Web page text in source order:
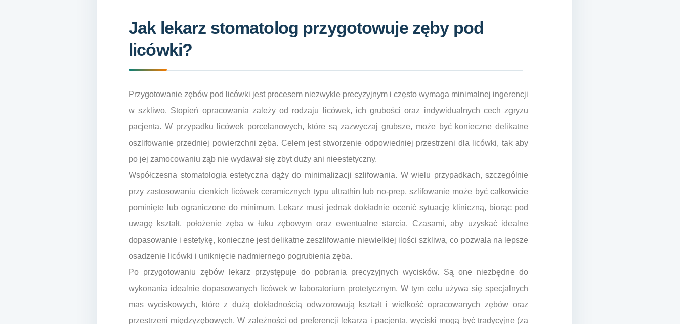
Jak lekarz stomatolog przygotowuje zęby pod
licówki?
Przygotowanie zębów pod licówki jest procesem niezwykle precyzyjnym i często wymaga minimalnej ingerencji
w szkliwo. Stopień opracowania zależy od rodzaju licówek, ich grubości oraz indywidualnych cech zgryzu
pacjenta. W przypadku licówek porcelanowych, które są zazwyczaj grubsze, może być konieczne delikatne
oszlifowanie przedniej powierzchni zęba. Celem jest stworzenie odpowiedniej przestrzeni dla licówki, tak aby
po jej zamocowaniu ząb nie wydawał się zbyt duży ani nieestetyczny.
Współczesna stomatologia estetyczna dąży do minimalizacji szlifowania. W wielu przypadkach, szczególnie
przy zastosowaniu cienkich licówek ceramicznych typu ultrathin lub no-prep, szlifowanie może być całkowicie
pominięte lub ograniczone do minimum. Lekarz musi jednak dokładnie ocenić sytuację kliniczną, biorąc pod
uwagę kształt, położenie zęba w łuku zębowym oraz ewentualne starcia. Czasami, aby uzyskać idealne
dopasowanie i estetykę, konieczne jest delikatne zeszlifowanie niewielkiej ilości szkliwa, co pozwala na lepsze
osadzenie licówki i uniknięcie nadmiernego pogrubienia zęba.
Po przygotowaniu zębów lekarz przystępuje do pobrania precyzyjnych wycisków. Są one niezbędne do
wykonania idealnie dopasowanych licówek w laboratorium protetycznym. W tym celu używa się specjalnych
mas wyciskowych, które z dużą dokładnością odwzorowują kształt i wielkość opracowanych zębów oraz
przestrzeni międzyzębowych. W zależności od preferencji lekarza i pacjenta, wyciski mogą być tradycyjne (za